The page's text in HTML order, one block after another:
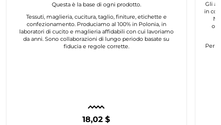
Questa è la base di ogni prodotto.
Tessuti, maglieria, cucitura, taglio, finiture, etichette e
confezionamento. Produciamo al 100% in Polonia, in
laboratori di cucito e maglieria affidabili con cui lavoriamo
da anni. Sono collaborazioni di lungo periodo basate su
fiducia e regole corrette.
18,02 $
Gli
in
Per